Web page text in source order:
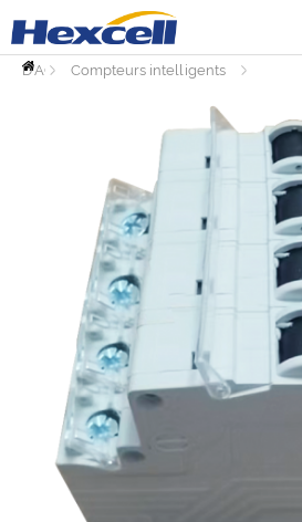
PAGE
D'ACCUEILCompteurs intelligents